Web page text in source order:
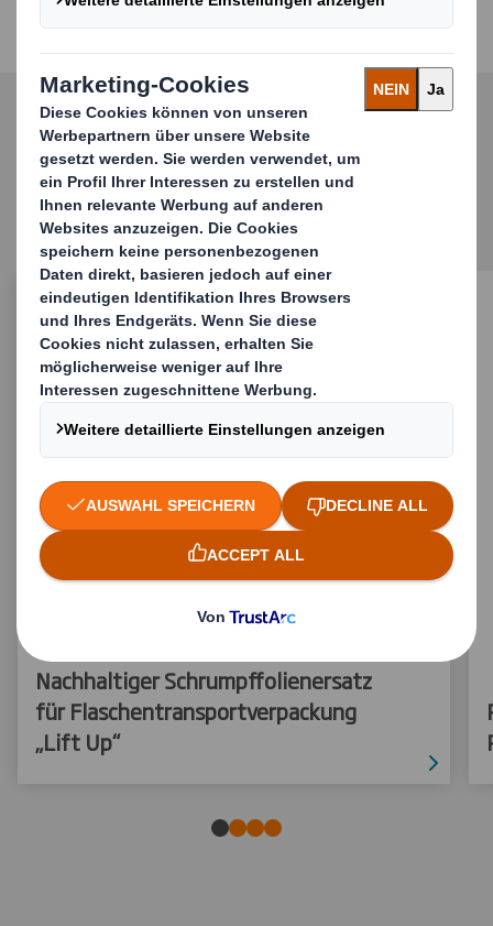
Lernen Sie weitere
Regalverpackungen kennen
Nachhaltiger Schrumpffolienersatz
für Flaschentransportverpackung
„Lift Up“